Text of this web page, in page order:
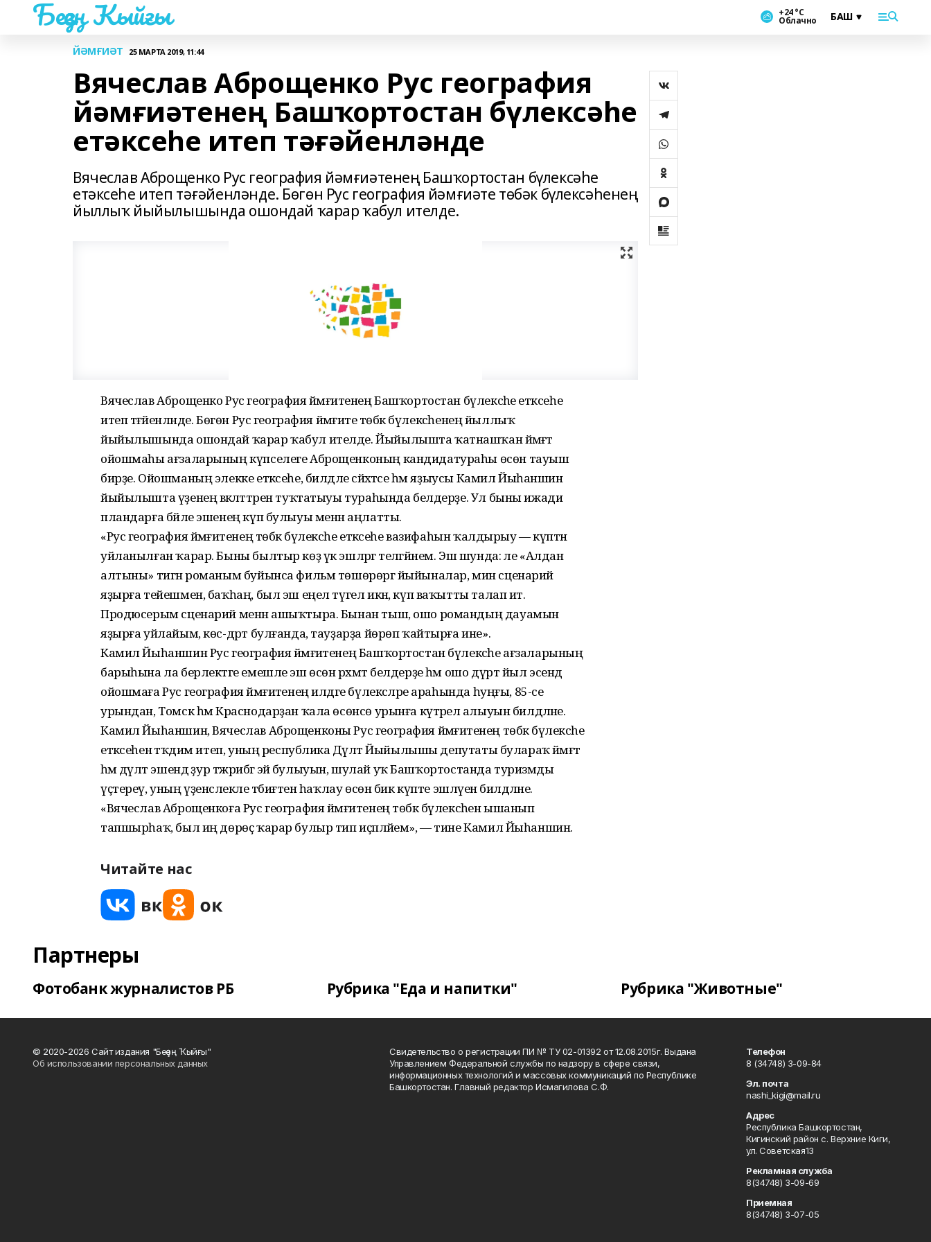
Беҙҙең Ҡыйғы +24 °С
Облачно
ЙӘМҒИӘТ 25 МАРТА 2019, 11:44
Вячеслав Аброщенко Рус география
йәмғиәтенең Башҡортостан бүлексәһе
етәксеһе итеп тәғәйенләнде
Вячеслав Аброщенко Рус география йәмғиәтенең Башҡортостан бүлексәһе
етәксеһе итеп тәғәйенләнде. Бөгөн Рус география йәмғиәте төбәк бүлексәһенең
йыллыҡ йыйылышында ошондай ҡарар ҡабул ителде.
Вячеслав Аброщенко Рус география йәмғиәтенең Башҡортостан бүлексәһе етәксеһе
итеп тәғәйенләнде. Бөгөн Рус география йәмғиәте төбәк бүлексәһенең йыллыҡ
йыйылышында ошондай ҡарар ҡабул ителде. Йыйылышта ҡатнашҡан йәмәғәт
ойошмаһы ағзаларының күпселеге Аброщенконың кандидатураһы өсөн тауыш
бирҙе. Ойошманың элекке етәксеһе, билдәле сәйәхәтсе һәм яҙыусы Камил Йыһаншин
йыйылышта үҙенең вәкәләттәрен туҡтатыуы тураһында белдерҙе. Ул быны ижади
пландарға бәйле эшенең күп булыуы менән аңлатты.
«Рус география йәмғиәтенең төбәк бүлексәһе етәксеһе вазифаһын ҡалдырыу — күптән
уйланылған ҡарар. Быны былтыр көҙ үк эшләргә теләгәйнем. Эш шунда: әле «Алдан
алтыны» тигән романым буйынса фильм төшөрөргә йыйыналар, мин сценарий
яҙырға тейешмен, баҡһаң, был эш еңел түгел икән, күп ваҡытты талап итә.
Продюсерым сценарий менән ашыҡтыра. Бынан тыш, ошо романдың дауамын
яҙырға уйлайым, көс-дәрт булғанда, тауҙарҙа йөрөп ҡайтырға ине».
Камил Йыһаншин Рус география йәмғиәтенең Башҡортостан бүлексәһе ағзаларының
барыһына ла берлектәге емешле эш өсөн рәхмәт белдерҙе һәм ошо дүрт йыл эсендә
ойошмаға Рус география йәмғиәтенең илдәге бүлексәләре араһында һуңғы, 85-се
урындан, Томск һәм Краснодарҙан ҡала өсөнсө урынға күтәрелә алыуын билдәләне.
Камил Йыһаншин, Вячеслав Аброщенконы Рус география йәмғиәтенең төбәк бүлексәһе
етәксеһенә тәҡдим итеп, уның республика Дәүләт Йыйылышы депутаты булараҡ йәмәғәт
һәм дәүләт эшендә ҙур тәжрибәгә эйә булыуын, шулай уҡ Башҡортостанда туризмды
үҫтереү, уның үҙенсәлекле тәбиғәтен һаҡлау өсөн бик күпте эшләүен билдәләне.
«Вячеслав Аброщенкоға Рус география йәмғитенең төбәк бүлексәһен ышанып
тапшырһаҡ, был иң дөрөҫ ҡарар булыр тип иҫәпләйем», — тине Камил Йыһаншин.
Читайте нас
Партнеры
Фотобанк журналистов РБ Рубрика "Еда и напитки" Рубрика "Животные"
© 2020-2026 Сайт издания "Беҙҙең Ҡыйғы"
Об использовании персональных данных
Свидетельство о регистрации ПИ № ТУ 02-01392 от 12.08.2015г. Выдана
Управлением Федеральной службы по надзору в сфере связи,
информационных технологий и массовых коммуникаций по Республике
Башкортостан. Главный редактор Исмагилова С.Ф.
Телефон
8 (34748) 3-09-84
Эл. почта
nashi_kigi@mail.ru
Адрес
Республика Башкортостан,
Кигинский район с. Верхние Киги,
ул. Советская13
Рекламная служба
8(34748) 3-09-69
Приемная
8(34748) 3-07-05